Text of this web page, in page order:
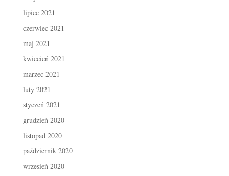
lipiec 2021
czerwiec 2021
maj 2021
kwiecień 2021
marzec 2021
luty 2021
styczeń 2021
grudzień 2020
listopad 2020
październik 2020
wrzesień 2020